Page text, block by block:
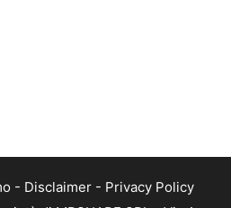
- Disclaimer - Privacy Policy